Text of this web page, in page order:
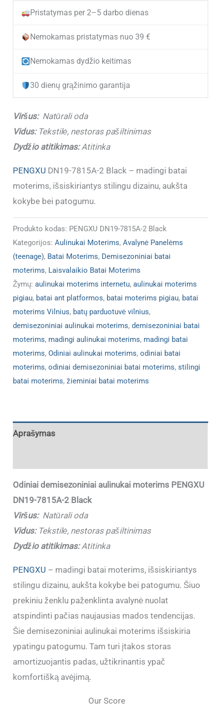
Demisezoniniai
aulinukai
PENGXU
7815A-
ODA
Pristatymas per 2–5 darbo dienas
Nemokamas pristatymas nuo 39 €
Nemokamas dydžio keitimas
30 dienų grąžinimo garantija
Viršus:Natūrali oda
Vidus:Tekstilė, nestoras pašiltinimas
Dydžio atitikimas:Atitinka
PENGXU DN19-7815A-2 Black – madingi batai
moterims, išsiskiriantys stilingu dizainu, aukšta
kokybe bei patogumu.
Produkto kodas: PENGXU DN19-7815A-2 Black
Kategorijos:Aulinukai Moterims,Avalynė Panelėms
(teenage), Batai Moterims, Demisezoniniai batai
moterims, Laisvalaikio Batai Moterims
Žymų:aulinukai moterims internetu,aulinukai moterims
pigiau, batai ant platformos, batai moterims pigiau, batai
moterims Vilnius, batų parduotuvė vilnius,
demisezoniniai aulinukai moterims,demisezoniniai batai
moterims, madingi aulinukai moterims, madingi batai
moterims,Odiniai aulinukai moterims,odiniai batai
moterims,odiniai demisezoniniai batai moterims,stilingi
batai moterims,žieminiai batai moterims
Aprašymas
Odiniai demisezoniniai aulinukai moterims PENGXU
DN19-7815A-2 Black
Viršus:Natūrali oda
Vidus:Tekstilė, nestoras pašiltinimas
Dydžio atitikimas:Atitinka
PENGXU – madingi batai moterims, išsiskiriantys
stilingu dizainu, aukšta kokybe bei patogumu. Šiuo
prekiniu ženklu paženklinta avalynė nuolat
atspindinti pačias naujausias mados tendencijas.
Šie demisezoniniai aulinukai moterims išsiskiria
ypatingu patogumu. Tam turi įtakos storas
amortizuojantis padas, užtikrinantis ypač
komfortišką avėjimą.
Our Score